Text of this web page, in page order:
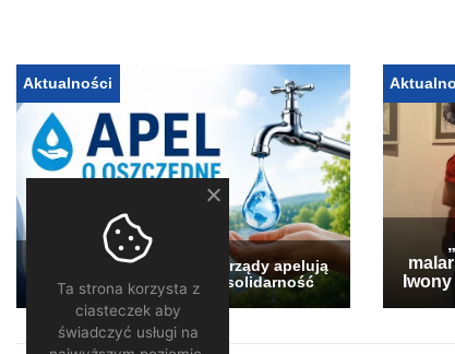
Aktualności
Pogłębia się susza. Samorządy apelują
o oszczędzanie wody i solidarność
Ta strona korzysta z
ciasteczek aby
świadczyć usługi na